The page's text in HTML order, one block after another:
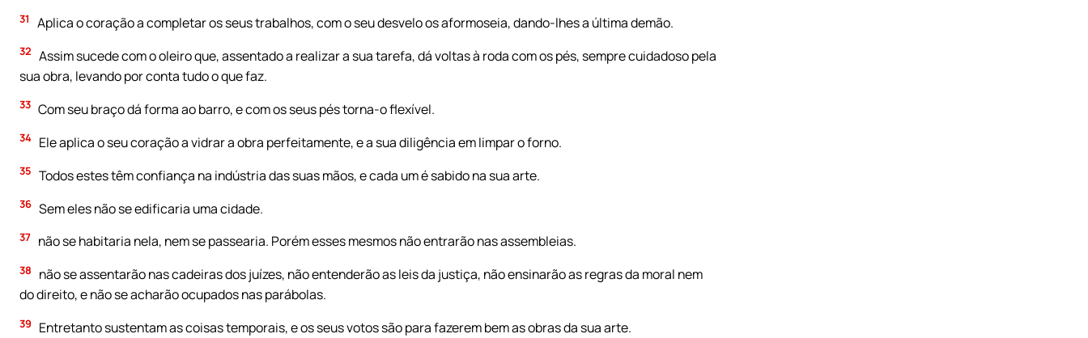
31 Aplica o coração a completar os seus trabalhos, com o seu desvelo os aformoseia, dando-lhes a última demão.
32 Assim sucede com o oleiro que, assentado a realizar a sua tarefa, dá voltas à roda com os pés, sempre cuidadoso pela
sua obra, levando por conta tudo o que faz.
33 Com seu braço dá forma ao barro, e com os seus pés torna-o flexível.
34 Ele aplica o seu coração a vidrar a obra perfeitamente, e a sua diligência em limpar o forno.
35 Todos estes têm confiança na indústria das suas mãos, e cada um é sabido na sua arte.
36 Sem eles não se edificaria uma cidade.
37 não se habitaria nela, nem se passearia. Porém esses mesmos não entrarão nas assembleias.
38
não se assentarão nas cadeiras dos juízes, não entenderão as leis da justiça, não ensinarão as regras da moral nem
do direito, e não se acharão ocupados nas parábolas.
39 Entretanto sustentam as coisas temporais, e os seus votos são para fazerem bem as obras da sua arte.